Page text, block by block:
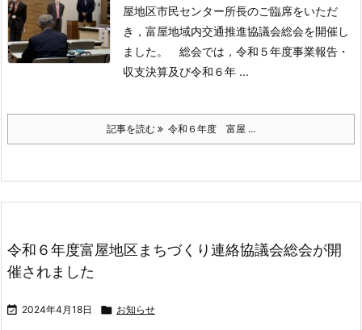
屋地区市民センター所長のご臨席をいただ
き，富屋地域内交通推進協議会総会を開催し
ました。
総会では，令和５年度事業報告・
収支決算及び令和６年 ...
記事を読む 令和６年度 富屋 ...
令和６年度富屋地区まちづくり連絡協議会総会が開
催されました
 2024年4月18日  お知らせ